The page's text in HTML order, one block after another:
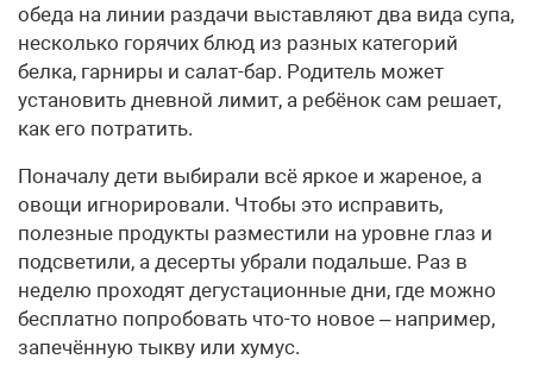
обеда на линии раздачи выставляют два вида супа,
несколько горячих блюд из разных категорий
белка, гарниры и салат-бар. Родитель может
установить дневной лимит, а ребёнок сам решает,
как его потратить.
Поначалу дети выбирали всё яркое и жареное, а
овощи игнорировали. Чтобы это исправить,
полезные продукты разместили на уровне глаз и
подсветили, а десерты убрали подальше. Раз в
неделю проходят дегустационные дни, где можно
бесплатно попробовать что-то новое – например,
запечённую тыкву или хумус.